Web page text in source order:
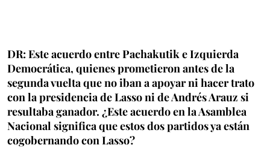
DR: Este acuerdo entre Pachakutik e Izquierda
Democrática, quienes prometieron antes de la
segunda vuelta que no iban a apoyar ni hacer trato
con la presidencia de Lasso ni de Andrés Arauz si
resultaba ganador. ¿Este acuerdo en la Asamblea
Nacional significa que estos dos partidos ya están
cogobernando con Lasso?